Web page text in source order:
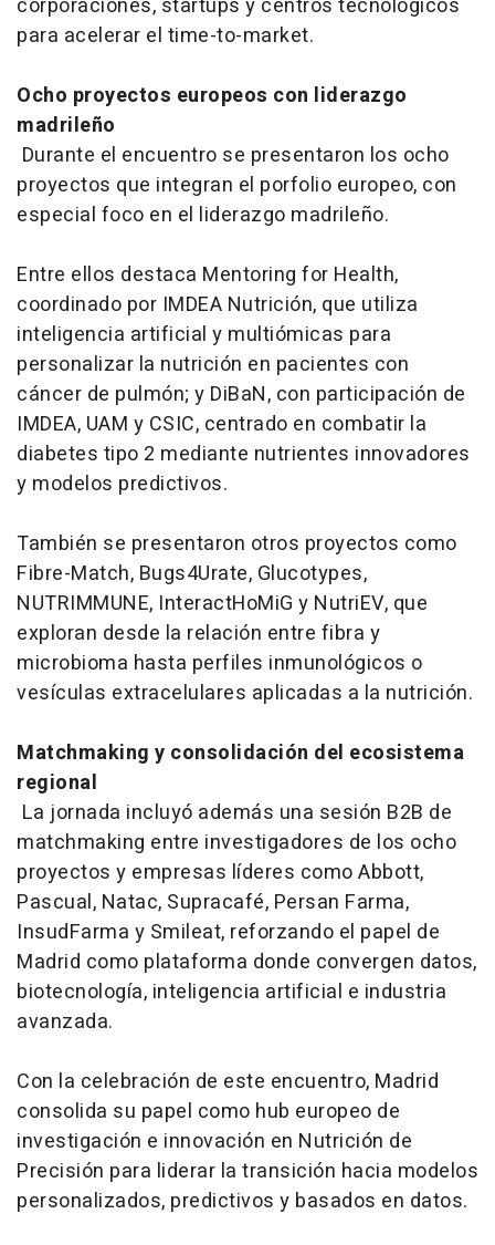
corporaciones, startups y centros tecnológicos
para acelerar el time-to-market.
Ocho proyectos europeos con liderazgo
madrileño
Durante el encuentro se presentaron los ocho
proyectos que integran el porfolio europeo, con
especial foco en el liderazgo madrileño.
Entre ellos destaca Mentoring for Health,
coordinado por IMDEA Nutrición, que utiliza
inteligencia artificial y multiómicas para
personalizar la nutrición en pacientes con
cáncer de pulmón; y DiBaN, con participación de
IMDEA, UAM y CSIC, centrado en combatir la
diabetes tipo 2 mediante nutrientes innovadores
y modelos predictivos.
También se presentaron otros proyectos como
Fibre-Match, Bugs4Urate, Glucotypes,
NUTRIMMUNE, InteractHoMiG y NutriEV, que
exploran desde la relación entre fibra y
microbioma hasta perfiles inmunológicos o
vesículas extracelulares aplicadas a la nutrición.
Matchmaking y consolidación del ecosistema
regional
La jornada incluyó además una sesión B2B de
matchmaking entre investigadores de los ocho
proyectos y empresas líderes como Abbott,
Pascual, Natac, Supracafé, Persan Farma,
InsudFarma y Smileat, reforzando el papel de
Madrid como plataforma donde convergen datos,
biotecnología, inteligencia artificial e industria
avanzada.
Con la celebración de este encuentro, Madrid
consolida su papel como hub europeo de
investigación e innovación en Nutrición de
Precisión para liderar la transición hacia modelos
personalizados, predictivos y basados en datos.